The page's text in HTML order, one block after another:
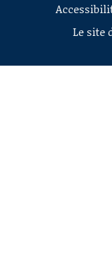
Le site